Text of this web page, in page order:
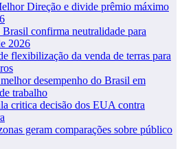
Direção e divide prêmio máximo
confirma neutralidade para
2026
flexibilização da venda de terras para
desempenho do Brasil em
trabalho
critica decisão dos EUA contra
geram comparações sobre público